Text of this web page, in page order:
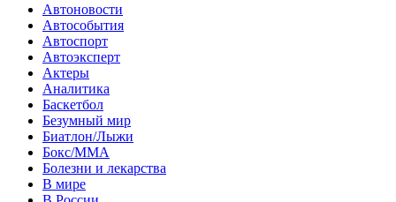
Автоновости
Автособытия
Автоспорт
Автоэксперт
Актеры
Аналитика
Баскетбол
Безумный мир
Биатлон/Лыжи
Бокс/MMA
Болезни и лекарства
В мире